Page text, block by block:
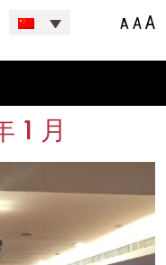
A AA
1 月